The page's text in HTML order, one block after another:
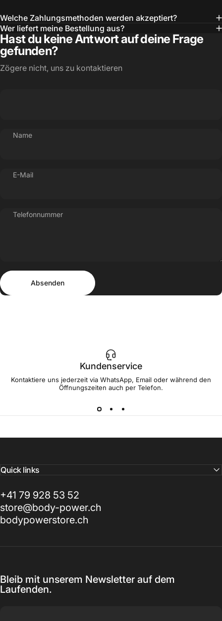
Welche Zahlungsmethoden werden akzeptiert?
Wer liefert meine Bestellung aus?
Hast du keine Antwort auf deine Frage
gefunden?
Zögere nicht, uns zu kontaktieren
Name
E-Mail
Telefonnummer
Absenden
Absenden
Kundenservice
Kontaktiere uns jederzeit via WhatsApp, Email oder während den
Öffnungszeiten auch per Telefon.
Quick links
+41 79 928 53 52
store@body-power.ch
bodypowerstore.ch
Bleib mit unserem Newsletter auf dem
Laufenden.